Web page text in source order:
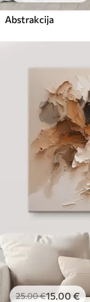
Abstrakcija
25.00€15.00€